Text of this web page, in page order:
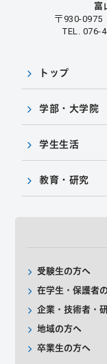
富
〒930-
TEL. 076-
トップ
学部・大学院
学生生活
教育・研究
受験生の方へ
在学生・保護者
企業・技術者・
地域の方へ
卒業生の方へ